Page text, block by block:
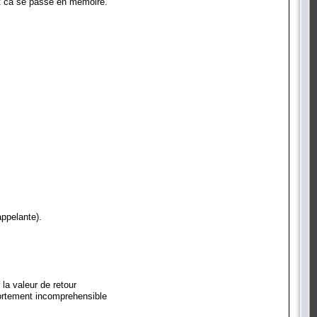
valeur de retour
incomprehensible